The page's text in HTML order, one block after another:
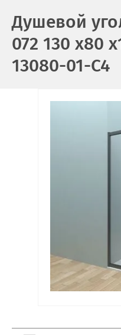
Душевой
072 130 x80
13080-01-C4